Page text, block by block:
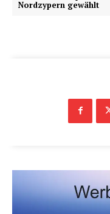
Nordzypern gewählt